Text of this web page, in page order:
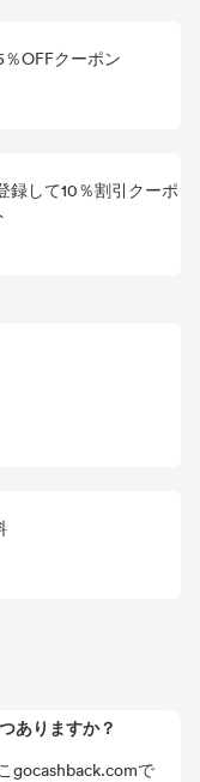
OFFクーポン
録して10％割引クーポ
ありますか？
gocashback.comで